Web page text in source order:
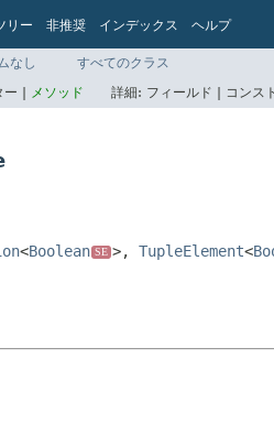
リー 非推奨 インデックス ヘルプ
なし
すべてのクラス
ー | メソッド 詳細: フィールド | コンス
<Boolean SE >, TupleElement<